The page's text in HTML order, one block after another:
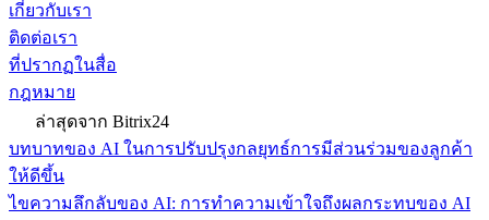
เกี่ยวกับเรา
ติดต่อเรา
ที่ปรากฏในสื่อ
กฎหมาย
ล่าสุดจาก Bitrix24
บทบาทของ AI ในการปรับปรุงกลยุทธ์การมีส่วนร่วมของลูกค้า
ให้ดีขึ้น
ไขความลึกลับของ AI: การทำความเข้าใจถึงผลกระทบของ AI